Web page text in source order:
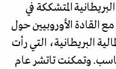
المتشككة في
القادة الأوروبيين حول
البريطانية، التي رأت
وتمكنت تاتشر عام